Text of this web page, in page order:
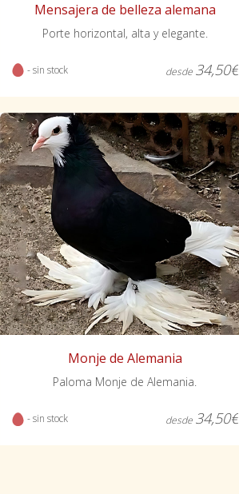
Mensajera de belleza alemana
Porte horizontal, alta y elegante.
- sin stock desde 34,50€
Monje de Alemania
Paloma Monje de Alemania.
- sin stock desde 34,50€